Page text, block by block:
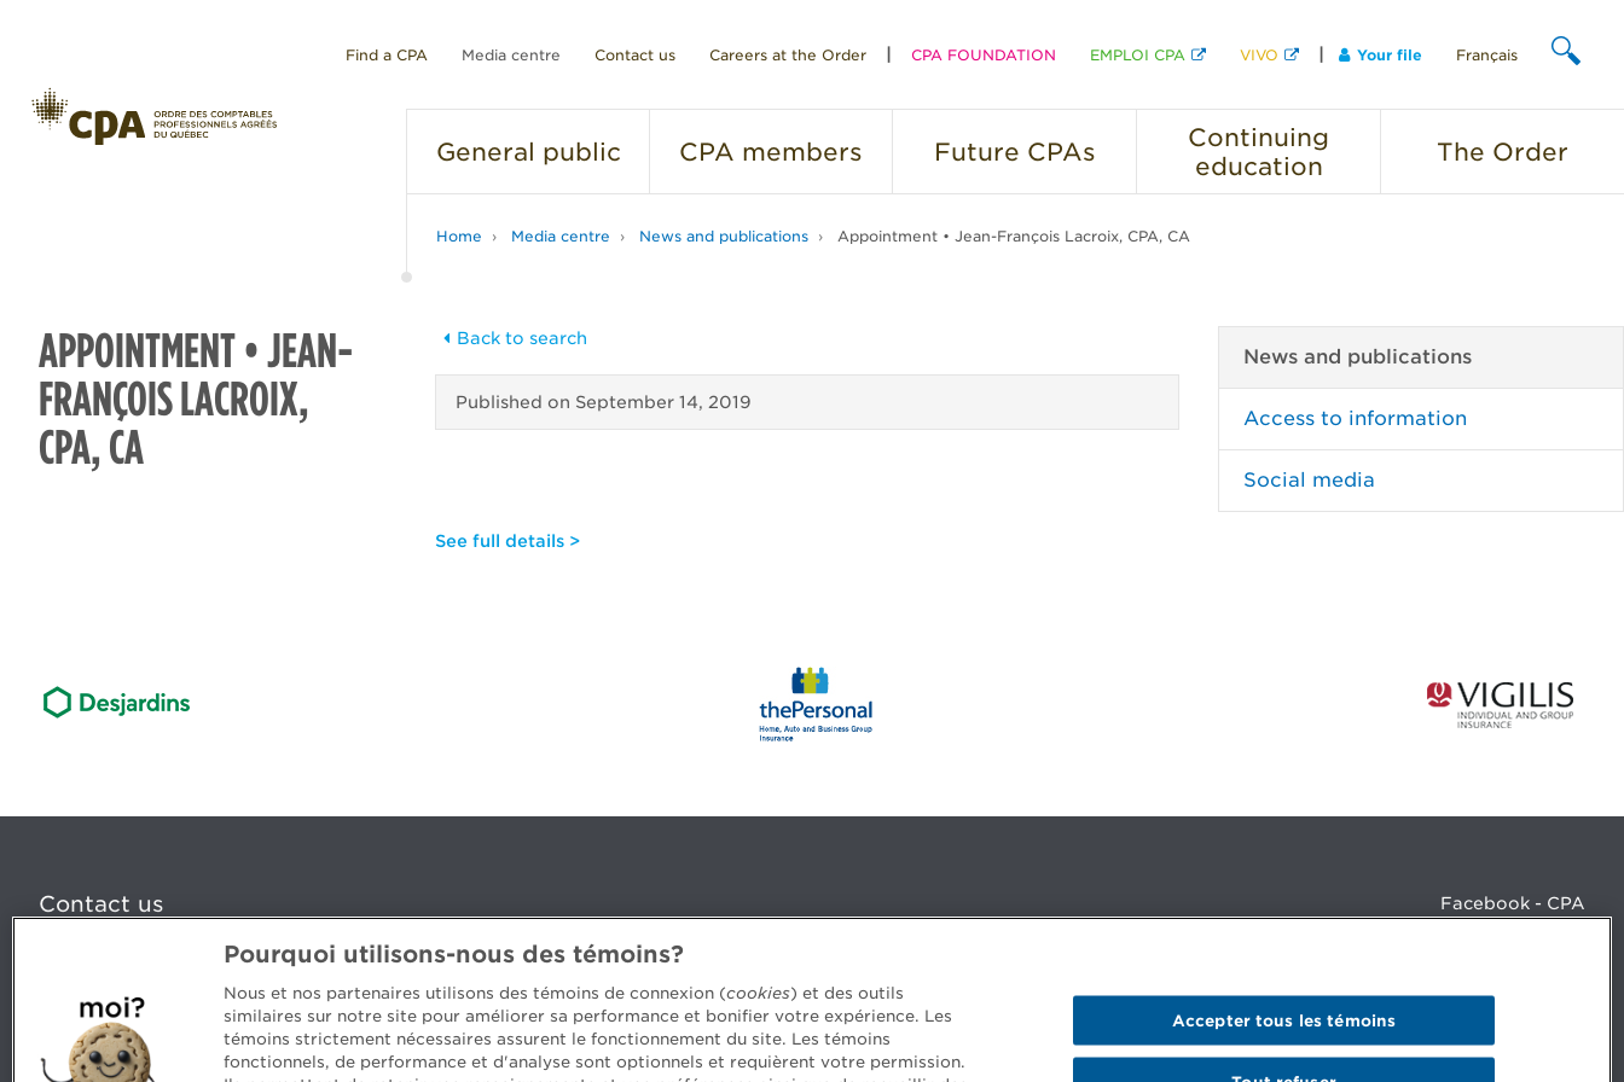
Find a CPA Media centre Contact us Careers at the Order CPA FOUNDATION EMPLOI CPA VIVO Your file Français
General public CPA members Future CPAs
Continuing
education
The Order
Home Media centre News and publications Appointment • Jean-François Lacroix, CPA, CA
APPOINTMENT • JEAN-
FRANÇOIS LACROIX,
CPA, CA
Back to search
Published on September 14, 2019
See full details >
News and publications
Access to information
Social media
Contact us
5, Place Ville Marie, bureau 800, Montréal (Québec) H3B 2G2
Questions? Ask our team >
Facebook - CPA
LinkedIn - 20 minutes CPA
LinkedIn - Emploi CPA
Pourquoi utilisons-nous des témoins?
Nous et nos partenaires utilisons des témoins de connexion (cookies) et des outils
similaires sur notre site pour améliorer sa performance et bonifier votre expérience. Les
témoins strictement nécessaires assurent le fonctionnement du site. Les témoins
fonctionnels, de performance et d'analyse sont optionnels et requièrent votre permission.
Accepter tous les témoins